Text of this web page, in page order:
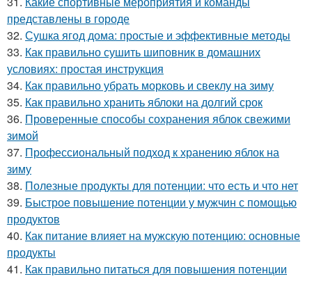
представлены в городе
32. Сушка ягод дома: простые и эффективные методы
33. Как правильно сушить шиповник в домашних
условиях: простая инструкция
34. Как правильно убрать морковь и свеклу на зиму
35. Как правильно хранить яблоки на долгий срок
36. Проверенные способы сохранения яблок свежими
зимой
37. Профессиональный подход к хранению яблок на
зиму
38. Полезные продукты для потенции: что есть и что нет
39. Быстрое повышение потенции у мужчин с помощью
продуктов
40. Как питание влияет на мужскую потенцию: основные
продукты
41. Как правильно питаться для повышения потенции